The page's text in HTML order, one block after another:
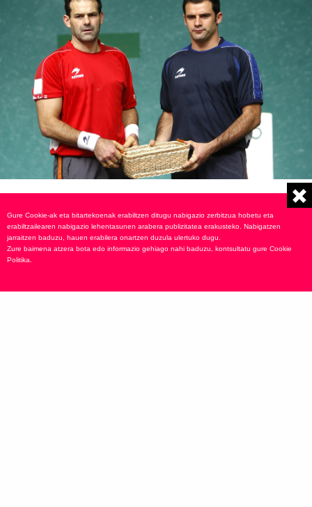
GEHIAGO IKUSI
Gure Cookie-ak eta bitartekoenak erabiltzen ditugu nabigazio zerbitzua hobetu eta
erabiltzailearen nabigazio lehentasunen arabera publizitatea erakusteko. Nabigatzen
jarraitzen baduzu, hauen erabilera onartzen duzula ulertuko dugu.
Zure baimena atzera bota edo informazio gehiago nahi baduzu, kontsultatu gure Cookie
Politika.